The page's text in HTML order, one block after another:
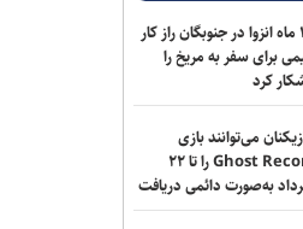
اتصال دانش با جامعه
تأثیرگذاری اجتماعی،
حمایت مادی و
سرآمدی
مهلت ارسال آثار
۱۰ ماه انزوا در جنوبگان راز کار
برای سفر به مریخ را
کرد
می‌توانند بازی
Ghost Recon را تا ۲۲
به‌صورت دائمی دریافت